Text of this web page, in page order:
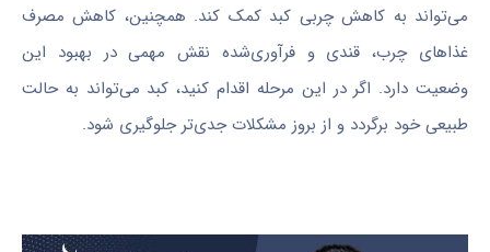
می‌تواند به کاهش چربی کبد کمک کند. همچنین، کاهش مصرف
غذاهای چرب، قندی و فرآوری‌شده نقش مهمی در بهبود این
وضعیت دارد. اگر در این مرحله اقدام کنید، کبد می‌تواند به حالت
طبیعی خود برگردد و از بروز مشکلات جدی‌تر جلوگیری شود.